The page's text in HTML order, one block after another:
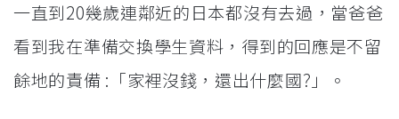
一直到20幾歲連鄰近的日本都沒有去過，當爸爸
看到我在準備交換學生資料，得到的回應是不留
餘地的責備 :「家裡沒錢，還出什麼國?」。